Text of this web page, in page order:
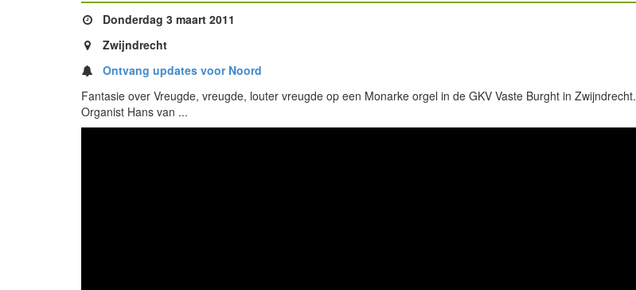
Donderdag 3 maart 2011
Zwijndrecht
Ontvang updates voor Noord
Fantasie over Vreugde, vreugde, louter vreugde op een Monarke orgel in de GKV Vaste Burght in Zwijndrecht.
Organist Hans van ...